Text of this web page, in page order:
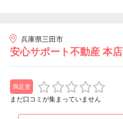
兵庫県三田市
安心サポート不動産 本店
満足度
まだ口コミが集まっていません